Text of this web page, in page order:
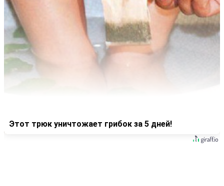
Этот трюк уничтожает грибок за 5 дней!